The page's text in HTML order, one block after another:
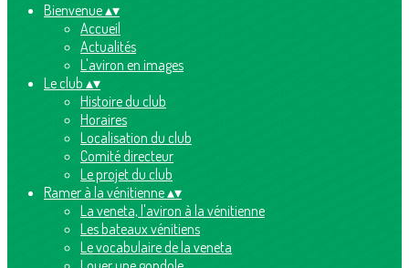
Bienvenue▴▾
Accueil
Actualités
L'aviron en images
Le club ▴▾
Histoire du club
Horaires
Localisation du club
Comité directeur
Le projet du club
Ramer à la vénitienne▴▾
La veneta, l'aviron à la vénitienne
Les bateaux vénitiens
Le vocabulaire de la veneta